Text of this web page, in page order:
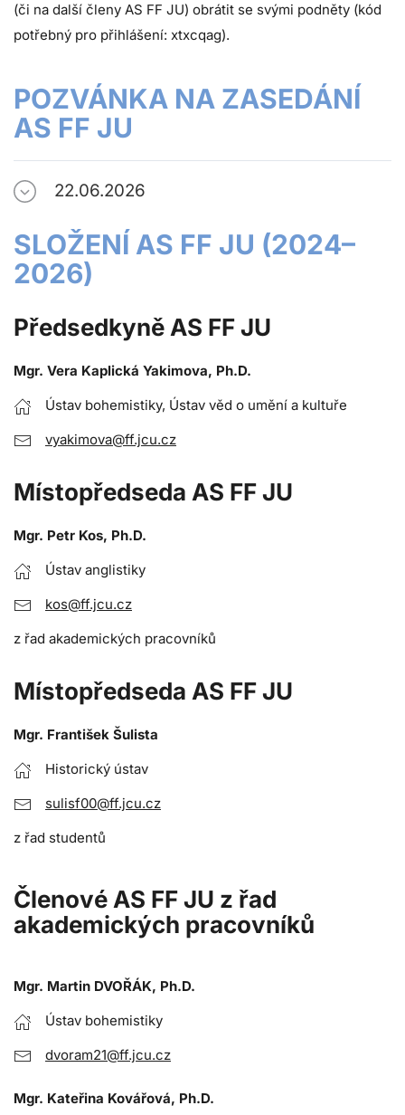
(či na další členy AS FF JU) obrátit se svými podněty (kód
potřebný pro přihlášení: xtxcqag).
POZVÁNKA NA ZASEDÁNÍ
AS FF JU
22.06.2026
SLOŽENÍ AS FF JU (2024–
2026)
Předsedkyně AS FF JU
Mgr. Vera Kaplická Yakimova, Ph.D.
Ústav bohemistiky, Ústav věd o umění a kultuře
vyakimova@ff.jcu.cz
Místopředseda AS FF JU
Mgr. Petr Kos, Ph.D.
Ústav anglistiky
kos@ff.jcu.cz
z řad akademických pracovníků
Místopředseda AS FF JU
Mgr. František Šulista
Historický ústav
sulisf00@ff.jcu.cz
z řad studentů
Členové AS FF JU z řad
akademických pracovníků
Mgr. Martin DVOŘÁK, Ph.D.
Ústav bohemistiky
dvoram21@ff.jcu.cz
Mgr. Kateřina Kovářová, Ph.D.